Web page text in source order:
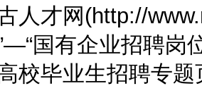
人才网(http://
国有企业招聘岗
校毕业生招聘专